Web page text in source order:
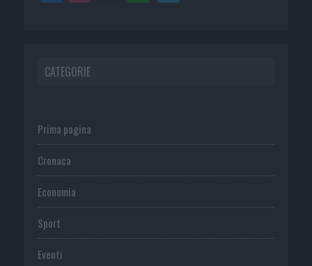
CATEGORIE
Prima pagina
Cronaca
Economia
Sport
Eventi